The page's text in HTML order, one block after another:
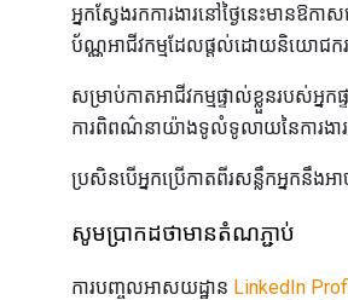
អ្នកស្វែងរកការងារនៅថ្ងៃនេះមាន
ប័ណ្ណអាជីវកម្មដែលផ្តល់ដោយនិយោជក
សម្រាប់កាតអាជីវកម្មផ្ទាល់ខ្លួនរបស់
ការពិពណ៌នាយ៉ាងទូលំទូលាយនៃការងារ
ប្រសិនបើអ្នកប្រើកាតពីរសន្លឹកអ្នកនឹង
សូមប្រាកដថាមានតំណភ្ជាប់
ការបញ្ចូលអាសយដ្ឋាន LinkedIn